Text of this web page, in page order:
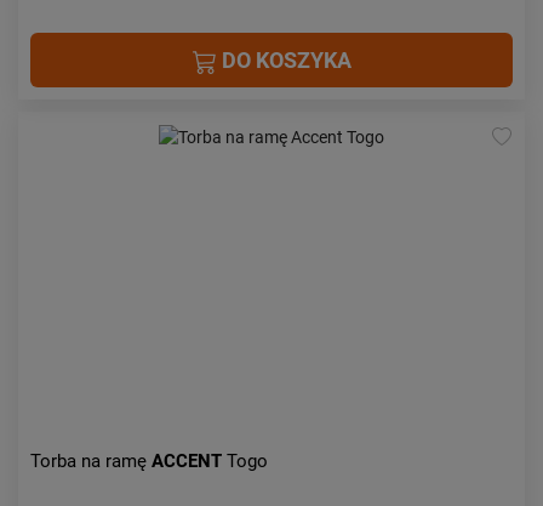
DO KOSZYKA
Torba na ramę ACCENT Togo